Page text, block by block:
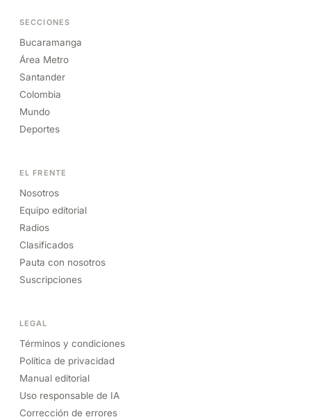
SECCIONES
Bucaramanga
Área Metro
Santander
Colombia
Mundo
Deportes
EL FRENTE
Nosotros
Equipo editorial
Radios
Clasificados
Pauta con nosotros
Suscripciones
LEGAL
Términos y condiciones
Política de privacidad
Manual editorial
Uso responsable de IA
Corrección de errores